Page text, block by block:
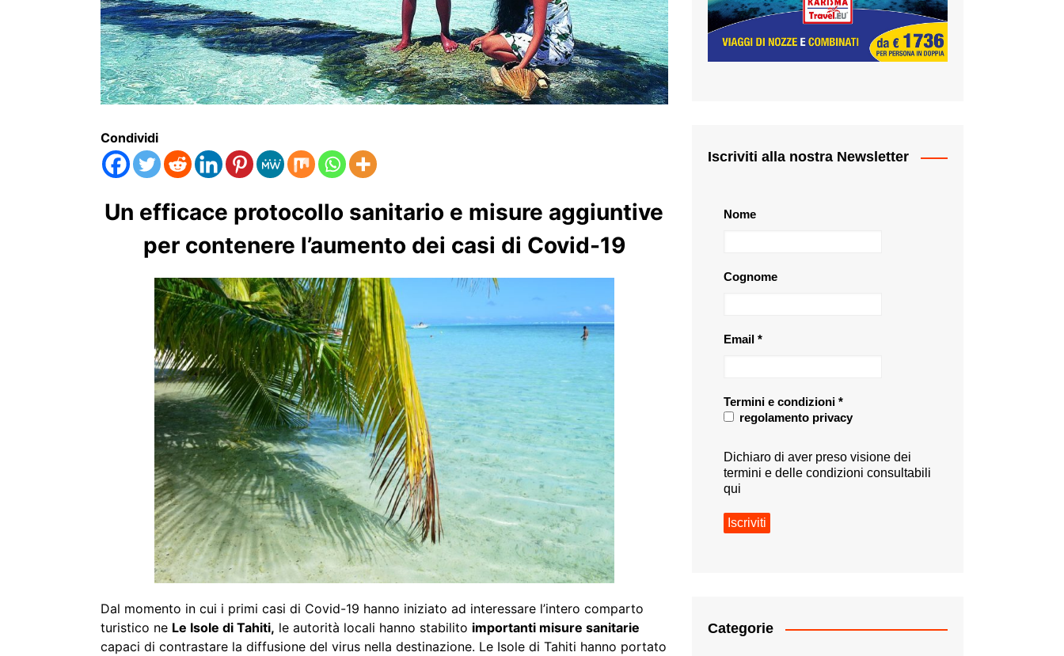
Condividi
Un efficace protocollo sanitario e misure aggiuntive
per contenere l’aumento dei casi di Covid-19
Dal momento in cui i primi casi di Covid-19 hanno iniziato ad interessare l’intero comparto
turistico ne Le Isole di Tahiti, le autorità locali hanno stabilito importanti misure sanitarie
capaci di contrastare la diffusione del virus nella destinazione. Le Isole di Tahiti hanno portato
Iscriviti alla nostra Newsletter
Nome
Cognome
Email *
Termini e condizioni *
regolamento privacy
Dichiaro di aver preso visione dei
termini e delle condizioni consultabili
qui
Categorie